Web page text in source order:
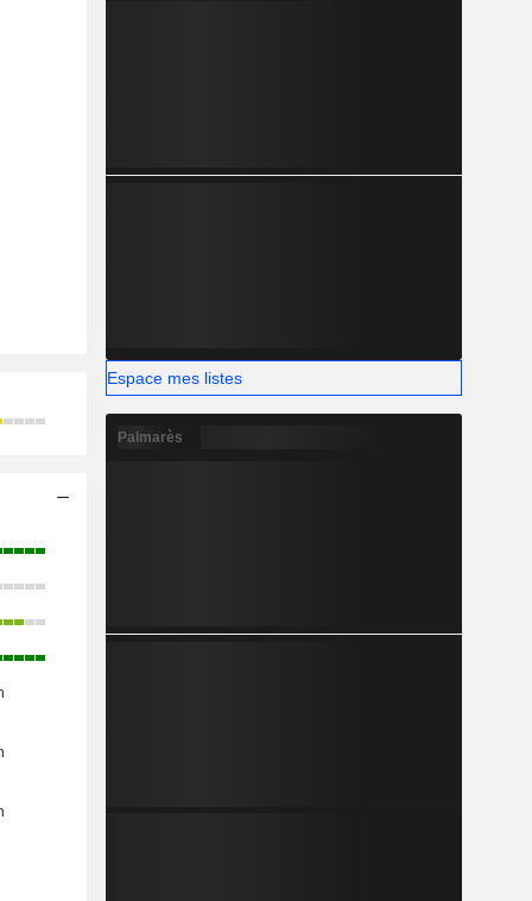
Espace mes listes
Palmarès